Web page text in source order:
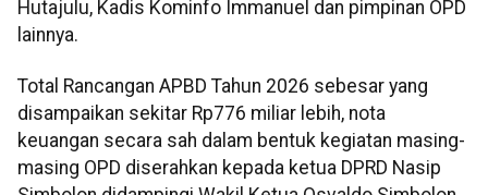
Hutajulu, Kadis Kominfo Immanuel dan pimpinan OPD
lainnya.
Total Rancangan APBD Tahun 2026 sebesar yang
disampaikan sekitar Rp776 miliar lebih, nota
keuangan secara sah dalam bentuk kegiatan masing-
masing OPD diserahkan kepada ketua DPRD Nasip